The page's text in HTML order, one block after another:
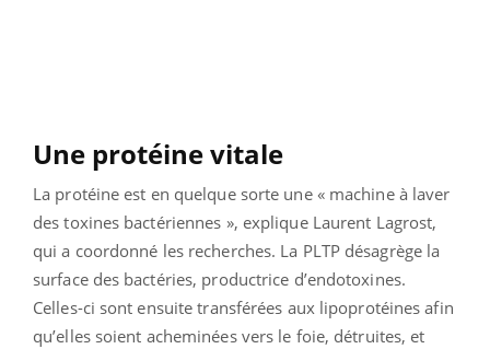
Une protéine vitale
La protéine est en quelque sorte une « machine à laver
des toxines bactériennes », explique Laurent Lagrost,
qui a coordonné les recherches. La PLTP désagrège la
surface des bactéries, productrice d’endotoxines.
Celles-ci sont ensuite transférées aux lipoprotéines afin
qu’elles soient acheminées vers le foie, détruites, et